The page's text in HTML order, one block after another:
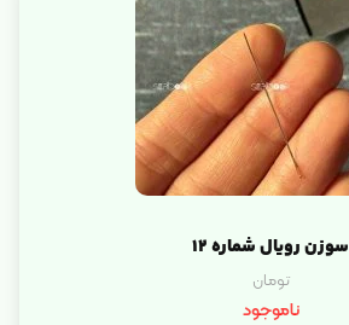
سوزن رویال شماره 12
تومان
ناموجود